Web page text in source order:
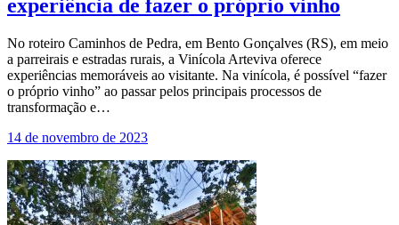
experiência de fazer o próprio vinho
No roteiro Caminhos de Pedra, em Bento Gonçalves (RS), em meio
a parreirais e estradas rurais, a Vinícola Arteviva oferece
experiências memoráveis ao visitante. Na vinícola, é possível “fazer
o próprio vinho” ao passar pelos principais processos de
transformação e…
14 de novembro de 2023